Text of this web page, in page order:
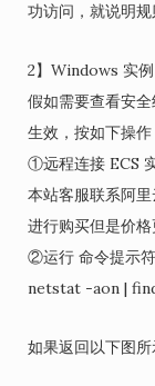
功访问，就说明
2】Windows 实例
假如需要查看安
生效，按如下操作
①远程连接 ECS
本站客服联系阿
进行购买但是价格
②运行 命令提示
netstat -aon |
如果返回以下图